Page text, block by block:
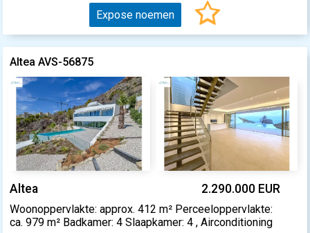
Expose noemen
Altea AVS-56875
Altea 2.290.000 EUR
Woonoppervlakte: approx. 412 m² Perceeloppervlakte:
ca. 979 m² Badkamer: 4 Slaapkamer: 4 , Airconditioning